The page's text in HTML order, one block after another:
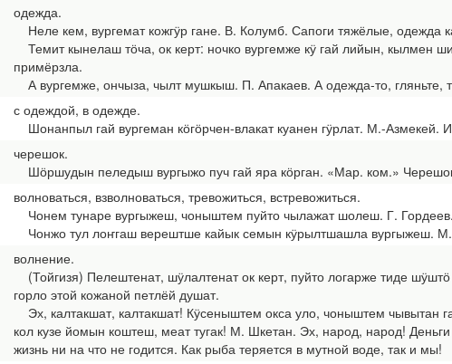
одежда.
Неле кем, вургемат кожгӱр гане. В. Колумб. Сапоги тяжёлые, одежда
Темит кынелаш тӧча, ок керт: ночко вургемже кӱ гай лийын, кылмен
примёрзла.
А вургемже, ончыза, чылт мушкыш. П. Апакаев. А одежда-то, гляньте,
с одеждой, в одежде.
Шонанпыл гай вургеман кӧгӧрчен-влакат куанен гӱрлат. М.-Азмекей.
черешок.
Шӧршудын пеледыш вургыжо пуч гай яра кӧрган. «Мар. ком.» Черешок
волноваться, взволноваться, тревожиться, встревожиться.
Чонем тунаре вургыжеш, чоныштем пуйто чылажат шолеш. Г. Гордеев.
Чонжо тул лоҥгаш верештше кайык семын кӱрылтшашла вургыжеш.
волнение.
(Тойгизя) Пелештенат, шӱлалтенат ок керт, пуйто логарже тиде
горло этой кожаной петлёй душат.
Эх, калтакшат, калтакшат! Кӱсеныштем окса уло, чоныштем
кол кузе йомын коштеш, меат тугак! М. Шкетан. Эх, народ, народ!
жизнь ни на что не годится. Как рыба теряется в мутной воде, так и мы!